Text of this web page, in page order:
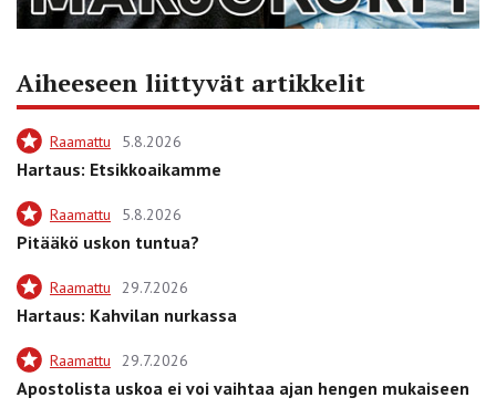
Aiheeseen liittyvät artikkelit
Raamattu 5.8.2026
Hartaus: Etsikkoaikamme
Raamattu 5.8.2026
Pitääkö uskon tuntua?
Raamattu 29.7.2026
Hartaus: Kahvilan nurkassa
Raamattu 29.7.2026
Apostolista uskoa ei voi vaihtaa ajan hengen mukaiseen